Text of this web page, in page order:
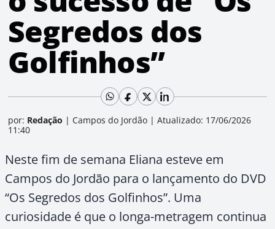
Segredos dos
Golfinhos”
por: Redação | Campos do Jordão | Atualizado: 17/06/2026
11:40
Neste fim de semana Eliana esteve em
Campos do Jordão para o lançamento do DVD
“Os Segredos dos Golfinhos”. Uma
curiosidade é que o longa-metragem continua